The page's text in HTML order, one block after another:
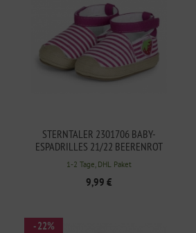
STERNTALER 2301706 BABY-
ESPADRILLES 21/22 BEERENROT
AUSLAUFARTIKEL
1-2 Tage, DHL Paket
9,99 €
- 22%